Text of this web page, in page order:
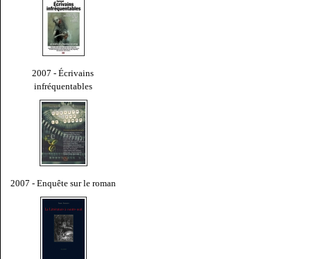
2007 - Écrivains
infréquentables
2007 - Enquête sur le roman